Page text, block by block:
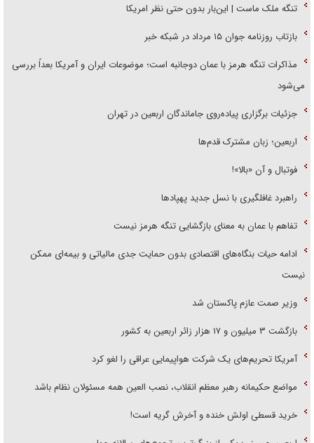
تنگه ملک ماست | این‌بار بدون حتی نظر امریکا
بازتاب روزنامه جوان ۱۵ مرداد در شبکه خبر
مذاکرات تنگه هرمز با عمان دوجانبه است؛ موضوعات ایران و آمریکا بعداً بررسی
می‌شود
جزئیات برگزاری پیاده‌روی جاماندگان اربعین در تهران
اربعین؛ زبان مشترک قدم‌ها
فوتبال و آن «بالا»!
راهبرد غافلگیری با نسل جدید پهپاد‌ها
تفاهم با عمان به معنای بازگشایی تنگه هرمز نیست
ادامه حیات بنگاه‌های اقتصادی بدون حمایت جدی مالیاتی و بیمه‌ای ممکن
نیست
وزیر صمت عازم پاکستان شد
بازگشت ۳ میلیون و ۱۷ هزار زائر اربعین به کشور
آمریکا تحریم‌های یک شرکت هواپیمایی عراقی را لغو کرد
مواضع حکیمانه رهبر معظم انقلاب، نصب العین همه مسئولان نظام باشد
خرید قسطی اولش خنده و آخرش گریه است!